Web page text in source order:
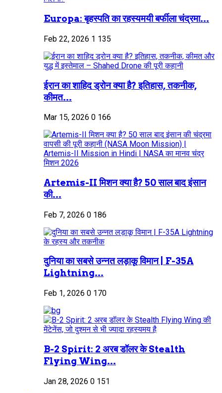
Europa: बृहस्पति का रहस्यमयी बर्फीला चंद्रमा...
Feb 22, 2026 1 135
ईरान का शाहिद ड्रोन क्या है? इतिहास, तकनीक,
कीमत...
Mar 15, 2026 0 166
Artemis-II मिशन क्या है? 50 साल बाद इंसान
की...
Feb 7, 2026 0 186
दुनिया का सबसे उन्नत लड़ाकू विमान | F-35A
Lightning...
Feb 1, 2026 0 170
B-2 Spirit: 2 अरब डॉलर के Stealth
Flying Wing...
Jan 28, 2026 0 151